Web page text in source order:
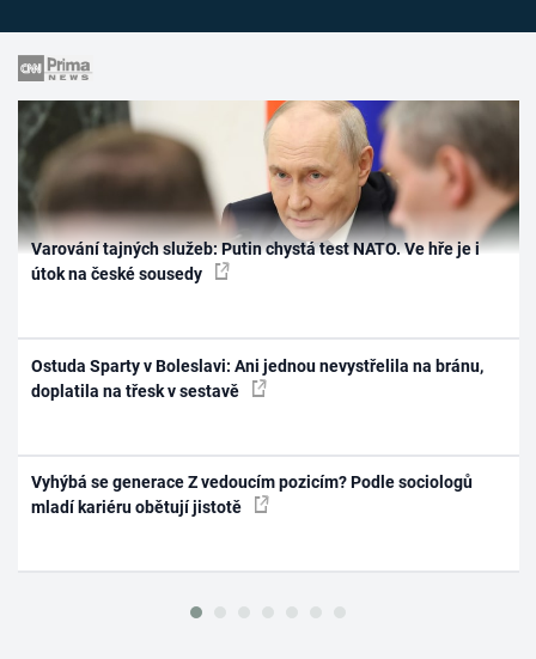
Varování tajných služeb: Putin chystá test NATO. Ve hře je i
útok na české sousedy
Ostuda Sparty v Boleslavi: Ani jednou nevystřelila na bránu,
doplatila na třesk v sestavě
Vyhýbá se generace Z vedoucím pozicím? Podle sociologů
mladí kariéru obětují jistotě